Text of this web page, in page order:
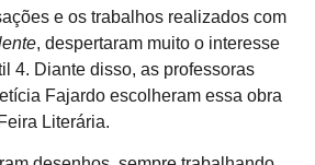
e os trabalhos realizados com
, despertaram muito o interesse
4. Diante disso, as professoras
Fajardo escolheram essa obra
Literária.